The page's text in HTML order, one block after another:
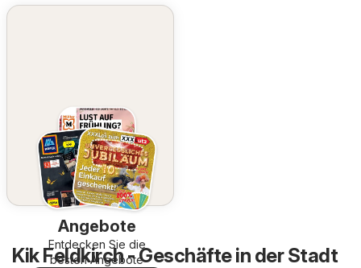
Angebote
Entdecken Sie die
besten Angebote
Kik Feldkirch - Geschäfte in der Stadt